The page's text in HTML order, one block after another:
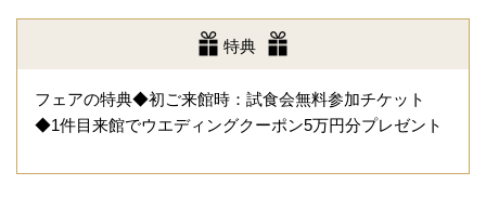
特典
フェアの特典◆初ご来館時：試食会無料参加チケット
◆1件目来館でウエディングクーポン5万円分プレゼント